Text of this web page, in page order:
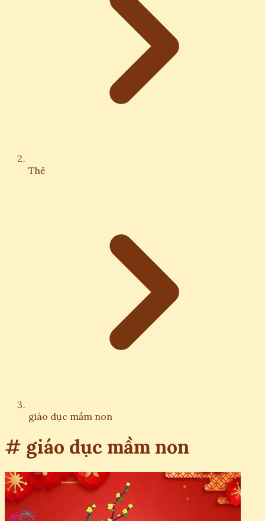
Thẻ
giáo dục mầm non
# giáo dục mầm non